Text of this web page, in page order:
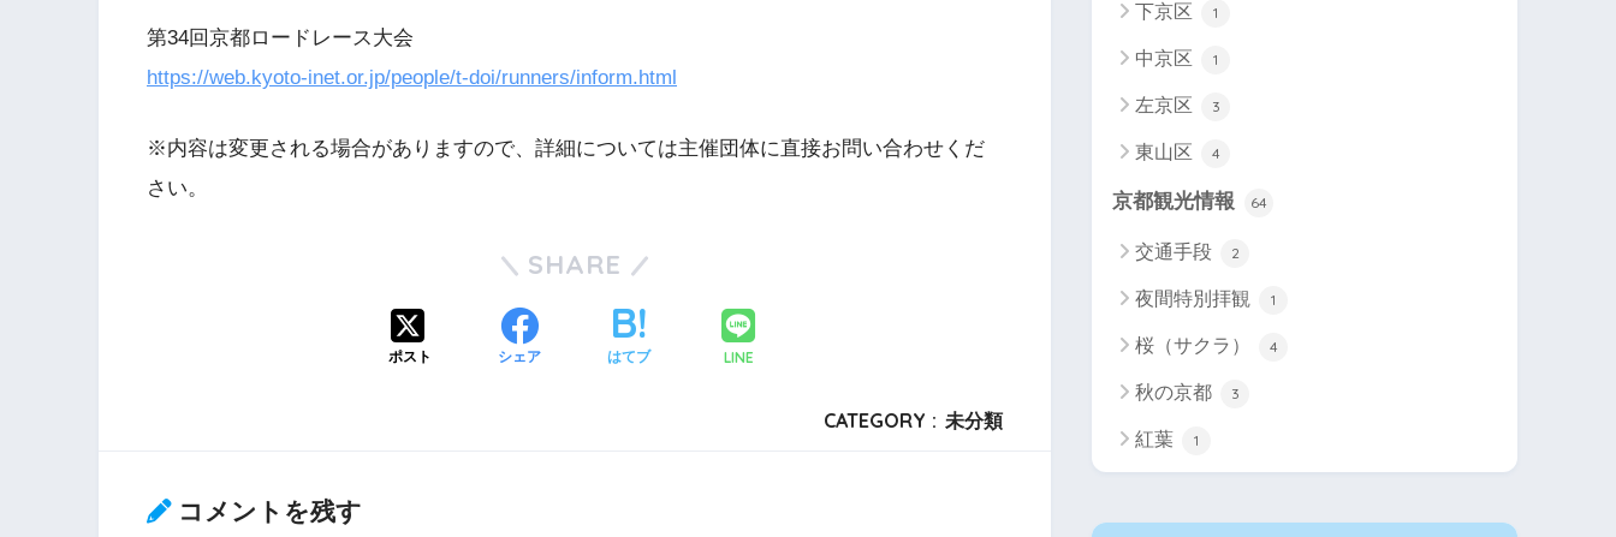
第34回京都ロードレース大会
https://web.kyoto-inet.or.jp/people/t-doi/runners/inform.html
※内容は変更される場合がありますので、詳細については主催団体に直接お問い合わせくだ
さい。
SHARE
ポスト シェア はてブ LINE
CATEGORY : 未分類
コメントを残す
下京区 1
中京区 1
左京区 3
東山区 4
京都観光情報 64
交通手段 2
夜間特別拝観 1
桜（サクラ） 4
秋の京都 3
紅葉 1